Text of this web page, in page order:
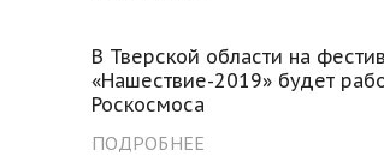
В Тверской области на
«Нашествие-2019» будет
Роскосмоса
ПОДРОБНЕЕ